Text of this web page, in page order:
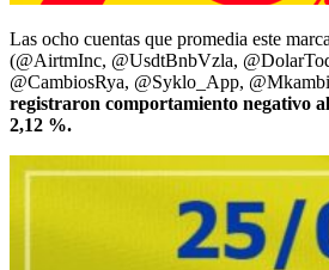
Las ocho cuentas que promedia este
(@AirtmInc, @UsdtBnbVzla,
@CambiosRya, @Syklo_App,
registraron comportamiento negativo
2,12 %.